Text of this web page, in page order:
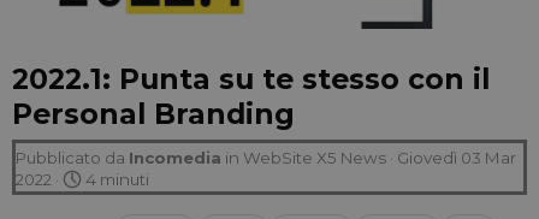
2022.1: Punta su te stesso con il
Personal Branding
Pubblicato da Incomedia in WebSite X5 News · Giovedì 03 Mar
2022 ·
4 minuti